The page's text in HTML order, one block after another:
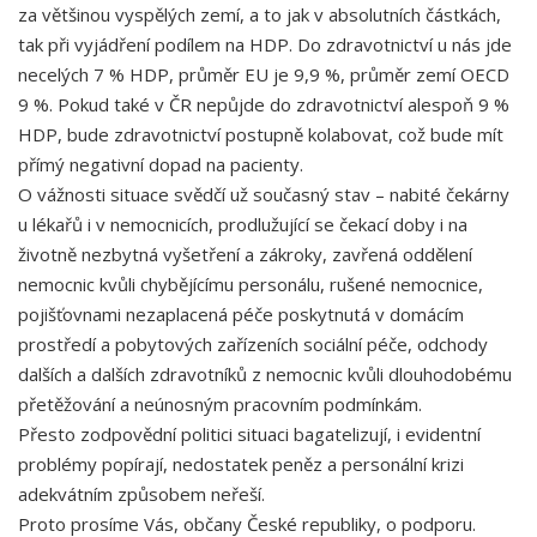
za většinou vyspělých zemí, a to jak v absolutních částkách,
tak při vyjádření podílem na HDP. Do zdravotnictví u nás jde
necelých 7 % HDP, průměr EU je 9,9 %, průměr zemí OECD
9 %. Pokud také v ČR nepůjde do zdravotnictví alespoň 9 %
HDP, bude zdravotnictví postupně kolabovat, což bude mít
přímý negativní dopad na pacienty.
O vážnosti situace svědčí už současný stav – nabité čekárny
u lékařů i v nemocnicích, prodlužující se čekací doby i na
životně nezbytná vyšetření a zákroky, zavřená oddělení
nemocnic kvůli chybějícímu personálu, rušené nemocnice,
pojišťovnami nezaplacená péče poskytnutá v domácím
prostředí a pobytových zařízeních sociální péče, odchody
dalších a dalších zdravotníků z nemocnic kvůli dlouhodobému
přetěžování a neúnosným pracovním podmínkám.
Přesto zodpovědní politici situaci bagatelizují, i evidentní
problémy popírají, nedostatek peněz a personální krizi
adekvátním způsobem neřeší.
Proto prosíme Vás, občany České republiky, o podporu.